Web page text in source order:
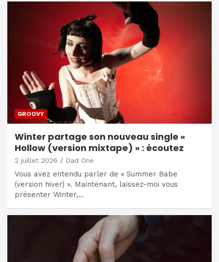
GROOVY
Winter partage son nouveau single «
Hollow (version mixtape) » : écoutez
2 juillet 2026 Dad One
Vous avez entendu parler de « Summer Babe
(version hiver) ». Maintenant, laissez-moi vous
présenter Winter,…